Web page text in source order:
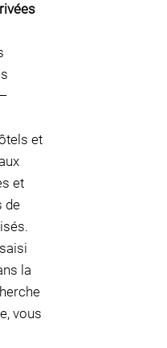
et
et
de
la
vous